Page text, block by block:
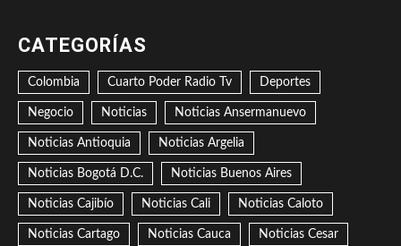
CATEGORÍAS
Colombia Cuarto Poder Radio Tv Deportes
Negocio Noticias Noticias Ansermanuevo
Noticias Antioquia Noticias Argelia
Noticias Bogotá D.C. Noticias Buenos Aires
Noticias Cajibío Noticias Cali Noticias Caloto
Noticias Cartago Noticias Cauca Noticias Cesar